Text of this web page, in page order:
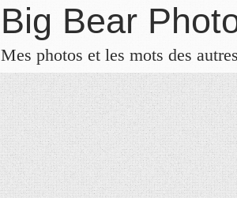
Big Bear
Mes photos et les mots des